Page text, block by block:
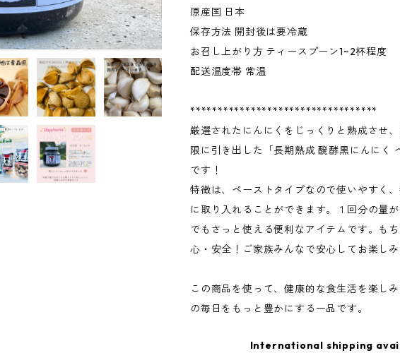
原産国 日本
保存方法 開封後は要冷蔵
お召し上がり方 ティースプーン1~2杯程度
配送温度帯 常温
**********************************
厳選されたにんにくをじっくりと熟成させ
限に引き出した「長期熟成 醗酵黒にんにく
です！
特徴は、ペーストタイプなので使いやすく
に取り入れることができます。１回分の量
でもさっと使える便利なアイテムです。も
心・安全！ご家族みんなで安心してお楽しみ
この商品を使って、健康的な食生活を楽し
の毎日をもっと豊かにする一品です。
International shipping